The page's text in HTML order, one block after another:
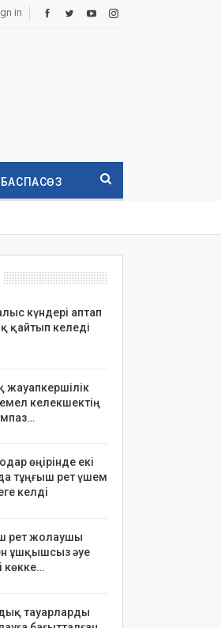
in
БАСПАСӨЗ
күндері аптап
қайтып келеді
жауапкершілік
келекшектің
өңірінде екі
тұңғыш рет үшем
келді
рет жолаушы
ұшқышсыз әуе
көкке…
тауарларды